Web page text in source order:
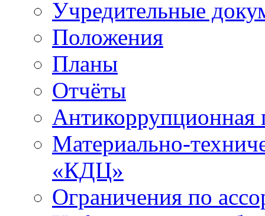
Учредительные
Положения
Планы
Отчёты
Антикоррупционная
Материально-
«КДЦ»
Ограничения по